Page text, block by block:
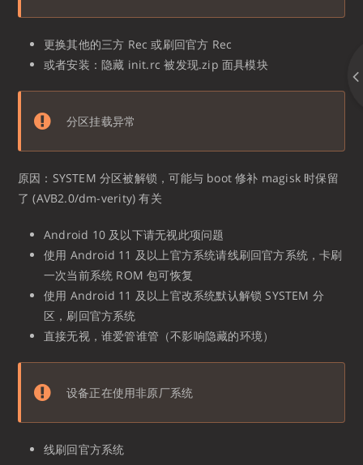
更换其他的三方 Rec 或刷回官方 Rec
或者安装：隐藏 init.rc 被发现.zip 面具模块
分区挂载异常
原因：SYSTEM 分区被解锁，可能与 boot 修补 magisk 时保留
了 (AVB2.0/dm-verity) 有关
Android 10 及以下请无视此项问题
使用 Android 11 及以上官方系统请线刷回官方系统，卡刷
一次当前系统 ROM 包可恢复
使用 Android 11 及以上官改系统默认解锁 SYSTEM 分
区，刷回官方系统
直接无视，谁爱管谁管（不影响隐藏的环境）
设备正在使用非原厂系统
线刷回官方系统